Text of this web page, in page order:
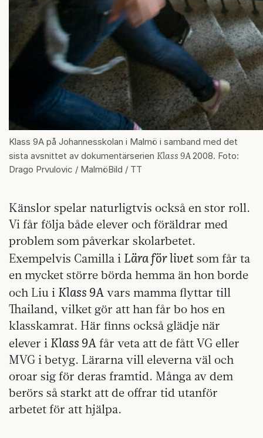
Klass 9A på Johannesskolan i Malmö i samband med det
sista avsnittet av dokumentärserien Klass 9A2008. Foto:
Drago Prvulovic / MalmöBild / TT
Känslor spelar naturligtvis också en stor roll.
Vi får följa både elever och föräldrar med
problem som påverkar skolarbetet.
Exempelvis Camilla i Lära för livet som får ta
en mycket större börda hemma än hon borde
och Liu i Klass 9A vars mamma flyttar till
Thailand, vilket gör att han får bo hos en
klasskamrat. Här finns också glädje när
elever i Klass 9A får veta att de fått VG eller
MVG i betyg. Lärarna vill eleverna väl och
oroar sig för deras framtid. Många av dem
berörs så starkt att de offrar tid utanför
arbetet för att hjälpa.